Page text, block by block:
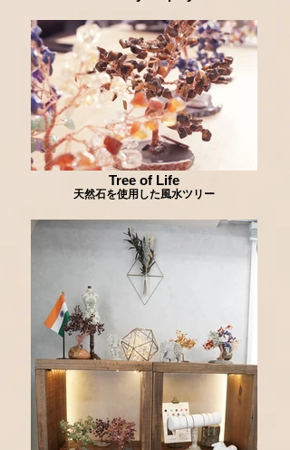
Tree of Life
天然石を使用した風水ツリー